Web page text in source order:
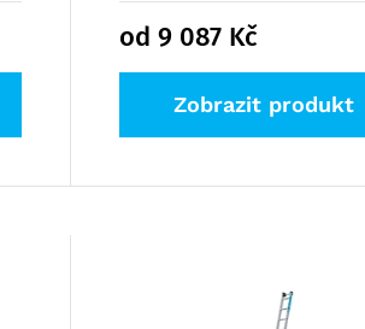
od 9 087 Kč
Zobrazit produkt